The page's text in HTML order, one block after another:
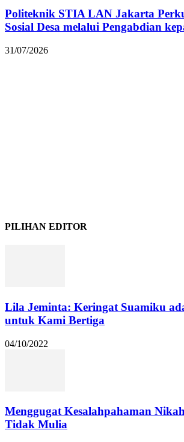
Politeknik STIA LAN Jakarta
Sosial Desa melalui Pengabdian
31/07/2026
PILIHAN EDITOR
Lila Jeminta: Keringat Suamiku
untuk Kami Bertiga
04/10/2022
Menggugat Kesalahpahaman
Tidak Mulia